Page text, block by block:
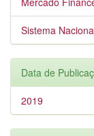
Sistema
Data de
2019